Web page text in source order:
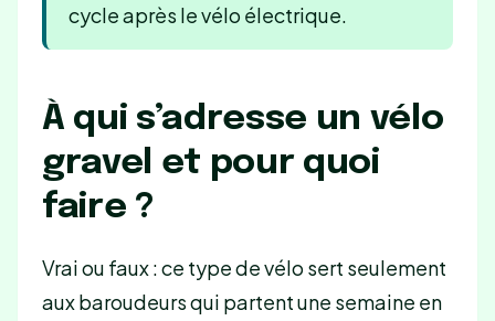
cycle après le vélo électrique.
À qui s’adresse un vélo
gravel et pour quoi
faire ?
Vrai ou faux : ce type de vélo sert seulement
aux baroudeurs qui partent une semaine en